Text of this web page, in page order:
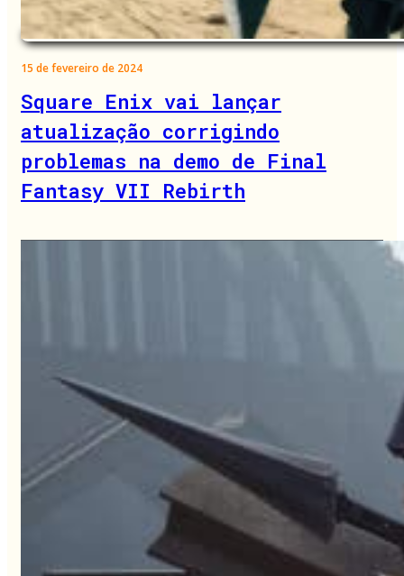
15 de fevereiro de 2024
Square Enix vai lançar
atualização corrigindo
problemas na demo de Final
Fantasy VII Rebirth